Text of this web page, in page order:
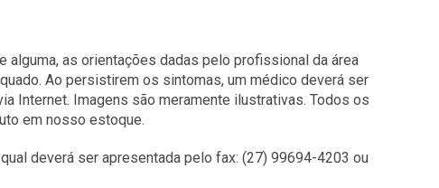
as orientações dadas pelo profissional da área
Ao persistirem os sintomas, um médico deverá ser
Internet. Imagens são meramente ilustrativas. Todos os
em nosso estoque.
deverá ser apresentada pelo fax: (27) 99694-4203 ou